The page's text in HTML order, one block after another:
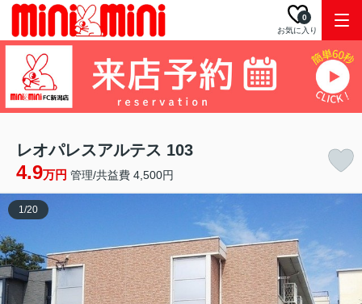
お気に入り
0
レオパレスアルテス 103
4.9万円 管理/共益費 4,500円
1 /20